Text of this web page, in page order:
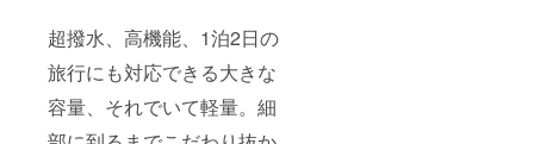
超撥水、高機能、1泊2日の
旅行にも対応できる大きな
容量、それでいて軽量。細